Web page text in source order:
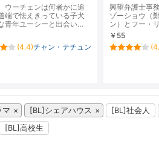
ウーチェンは何者かに追
端で怯えきっている子犬
青年ユーシーと出会い…
(4.4)チャン・テチュン
興望弁護士事
ゾーショウ（
ン）とフー・
￥55
マ [BL]シェアハウス [BL]社会人
[BL]高校生